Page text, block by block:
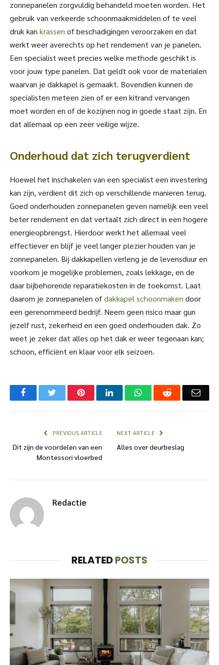
zonnepanelen zorgvuldig behandeld moeten worden. Het
gebruik van verkeerde schoonmaakmiddelen of te veel
druk kan krassen of beschadigingen veroorzaken en dat
werkt weer averechts op het rendement van je panelen.
Een specialist weet precies welke methode geschikt is
voor jouw type panelen. Dat geldt ook voor de materialen
waarvan je dakkapel is gemaakt. Bovendien kunnen de
specialisten meteen zien of er een kitrand vervangen
moet worden en of de kozijnen nog in goede staat zijn. En
dat allemaal op een zeer veilige wijze.
Onderhoud dat zich terugverdient
Hoewel het inschakelen van een specialist een investering
kan zijn, verdient dit zich op verschillende manieren terug.
Goed onderhouden zonnepanelen geven namelijk een veel
beter rendement en dat vertaalt zich direct in een hogere
energieopbrengst. Hierdoor werkt het allemaal veel
effectiever en blijf je veel langer plezier houden van je
zonnepanelen. Bij dakkapellen verleng je de levensduur en
voorkom je mogelijke problemen, zoals lekkage, en de
daar bijbehorende reparatiekosten in de toekomst. Laat
daarom je zonnepanelen ofdakkapel schoonmaken door
een gerenommeerd bedrijf. Neem geen risico maar gun
jezelf rust, zekerheid en een goed onderhouden dak. Zo
weet je zeker dat alles op het dak er weer tegenaan kan;
schoon, efficiënt en klaar voor elk seizoen.
FacebookTwitter PinterestLinkedInWhatsAppReddit
PREVIOUS ARTICLE
Dit zijn de voordelen van een
Montessori vloerbed
NEXT ARTICLE
Alles over deurbeslag
Redactie
RELATEDPOSTS